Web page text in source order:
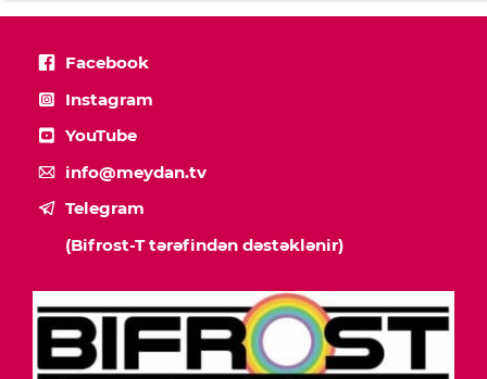
Facebook
Instagram
YouTube
info@meydan.tv
Telegram
(Bifrost-T tərəfindən dəstəklənir)